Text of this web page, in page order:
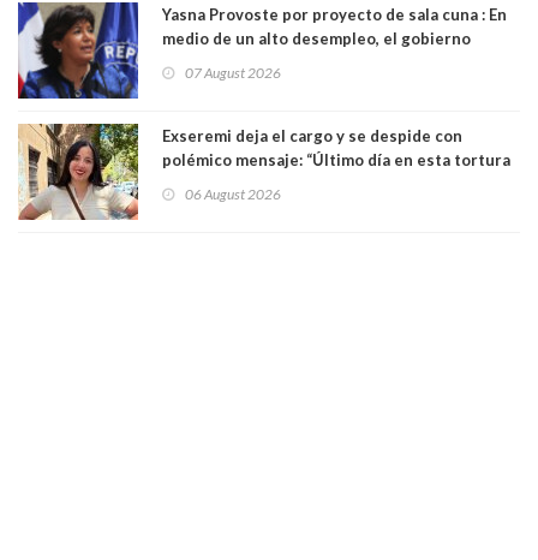
Yasna Provoste por proyecto de sala cuna : En
medio de un alto desempleo, el gobierno
07 August 2026
Exseremi deja el cargo y se despide con
polémico mensaje: “Último día en esta tortura
06 August 2026